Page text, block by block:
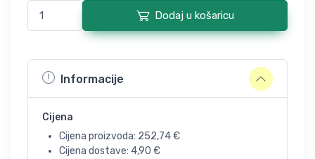
Dodaj u košaricu
Informacije
Cijena
Cijena proizvoda: 252,74€
Cijena dostave: 4,90 €